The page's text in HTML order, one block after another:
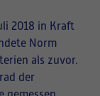
2018 in Kraft
Norm
als zuvor.
der